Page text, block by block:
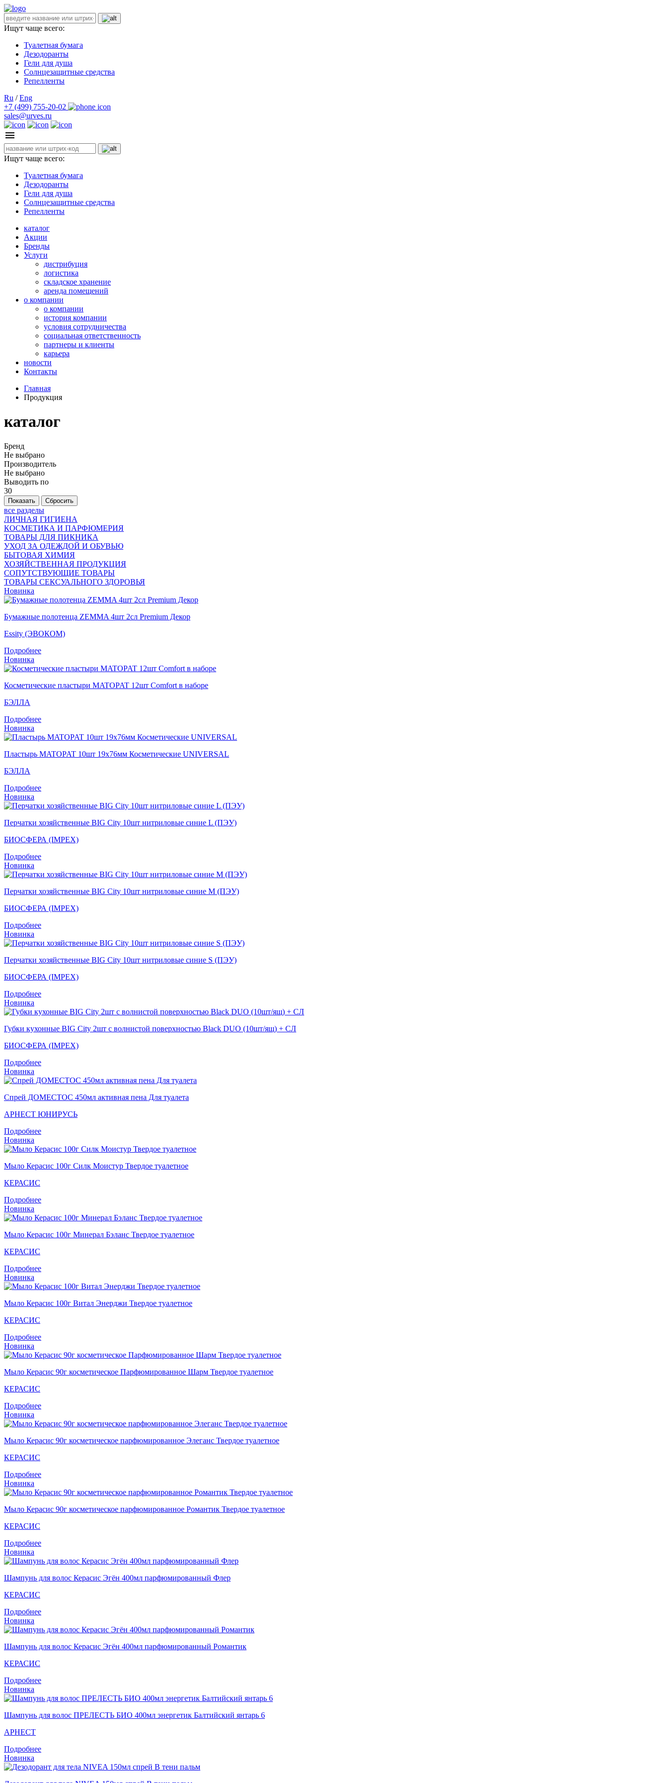
Ищут чаще всего:
Туалетная бумага
Дезодоранты
Гели для душа
Солнцезащитные средства
Репелленты
Ru / Eng
+7 (499) 755-20-02
sales@urves.ru
Ищут чаще всего:
Туалетная бумага
Дезодоранты
Гели для душа
Солнцезащитные средства
Репелленты
каталог
Акции
Бренды
Услуги
дистрибуция
логистика
складское хранение
аренда помещений
о компании
о компании
история компании
условия сотрудничества
социальная ответственность
партнеры и клиенты
карьера
новости
Контакты
Главная
Продукция
каталог
Бренд
Не выбрано
Производитель
Не выбрано
Выводить по
30
все разделы
ЛИЧНАЯ ГИГИЕНА
КОСМЕТИКА И ПАРФЮМЕРИЯ
ТОВАРЫ ДЛЯ ПИКНИКА
УХОД ЗА ОДЕЖДОЙ И ОБУВЬЮ
БЫТОВАЯ ХИМИЯ
ХОЗЯЙСТВЕННАЯ ПРОДУКЦИЯ
СОПУТСТВУЮЩИЕ ТОВАРЫ
ТОВАРЫ СЕКСУАЛЬНОГО ЗДОРОВЬЯ
Новинка
Бумажные полотенца ZEMMA 4шт 2сл Premium Декор
Essity (ЭВОКОМ)
Подробнее
Новинка
Косметические пластыри MATOPAT 12шт Comfort в наборе
БЭЛЛА
Подробнее
Новинка
Пластырь MATOPAT 10шт 19х76мм Косметические UNIVERSAL
БЭЛЛА
Подробнее
Новинка
Перчатки хозяйственные BIG City 10шт нитриловые синие L (ПЭУ)
БИОСФЕРА (IMPEX)
Подробнее
Новинка
Перчатки хозяйственные BIG City 10шт нитриловые синие M (ПЭУ)
БИОСФЕРА (IMPEX)
Подробнее
Новинка
Перчатки хозяйственные BIG City 10шт нитриловые синие S (ПЭУ)
БИОСФЕРА (IMPEX)
Подробнее
Новинка
Губки кухонные BIG City 2шт с волнистой поверхностью Black DUO (10шт/ящ) + СЛ
БИОСФЕРА (IMPEX)
Подробнее
Новинка
Спрей ДОМЕСТОС 450мл активная пена Для туалета
АРНЕСТ ЮНИРУСЬ
Подробнее
Новинка
Мыло Керасис 100г Силк Моистур Твердое туалетное
КЕРАСИС
Подробнее
Новинка
Мыло Керасис 100г Минерал Бэланс Твердое туалетное
КЕРАСИС
Подробнее
Новинка
Мыло Кераcис 100г Витал Энерджи Твердое туалетное
КЕРАСИС
Подробнее
Новинка
Мыло Кераcис 90г косметическое Парфюмированное Шарм Твердое туалетное
КЕРАСИС
Подробнее
Новинка
Мыло Кераcис 90г косметическое парфюмированное Элеганс Твердое туалетное
КЕРАСИС
Подробнее
Новинка
Мыло Кераcис 90г косметическое парфюмированное Романтик Твердое туалетное
КЕРАСИС
Подробнее
Новинка
Шампунь для волос Кераcис Эгён 400мл парфюмированный Флер
КЕРАСИС
Подробнее
Новинка
Шампунь для волос Кераcис Эгён 400мл парфюмированный Романтик
КЕРАСИС
Подробнее
Новинка
Шампунь для волос ПРЕЛЕСТЬ БИО 400мл энергетик Балтийский янтарь 6
АРНЕСТ
Подробнее
Новинка